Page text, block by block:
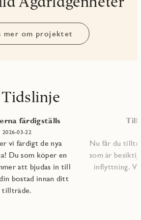
mer om projektet
Tidslinje
färdigställs
2026-03-22
vi färdigt de nya
Du som köper en
att bjudas in till
bostad innan ditt
tillträde.
Nu får du
som är
inflyttning.